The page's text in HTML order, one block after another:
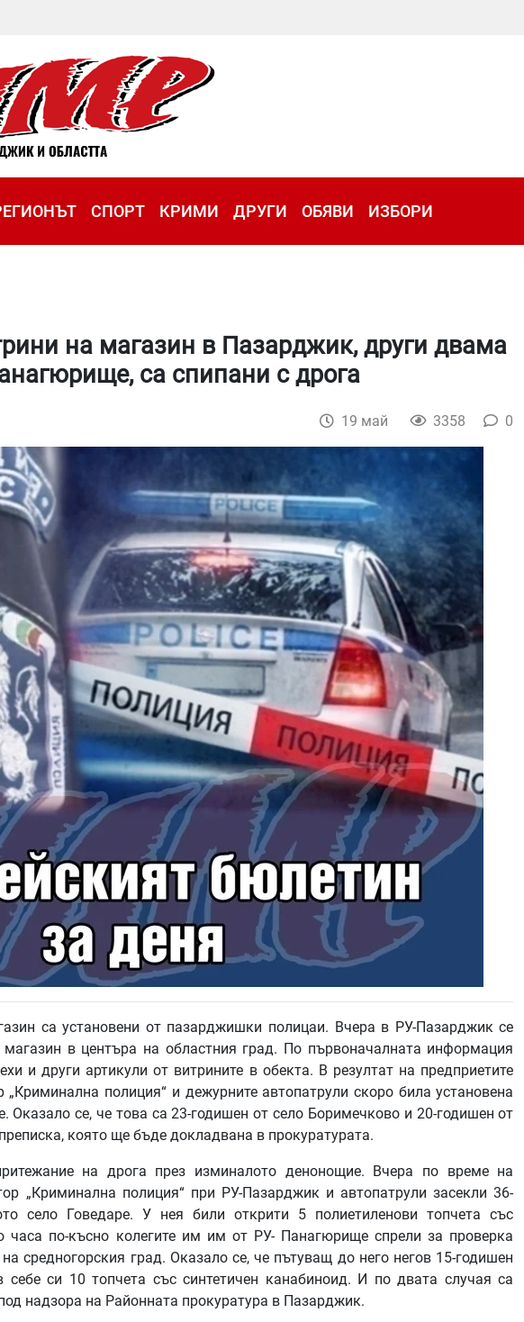
СПОРТ КРИМИ ДРУГИ ОБЯВИ ИЗБОРИ
на магазин в Пазарджик, други двама
са спипани с дрога
19 май 3358 0
са установени от пазарджишки полицаи. Вчера в РУ-Пазарджик се
магазин в центъра на областния град. По първоначалната информация
и други артикули от витрините в обекта. В резултат на предприетите
„Криминална полиция“ и дежурните автопатрули скоро била установена
Оказало се, че това са 23-годишен от село Боримечково и 20-годишен от
която ще бъде докладвана в прокуратурата.
на дрога през изминалото денонощие. Вчера по време на
„Криминална полиция“ при РУ-Пазарджик и автопатрули засекли 36-
село Говедаре. У нея били открити 5 полиетиленови топчета със
часа по-късно колегите им им от РУ- Панагюрище спрели за проверка
средногорския град. Оказало се, че пътуващ до него негов 15-годишен
си 10 топчета със синтетичен канабиноид. И по двата случая са
надзора на Районната прокуратура в Пазарджик.